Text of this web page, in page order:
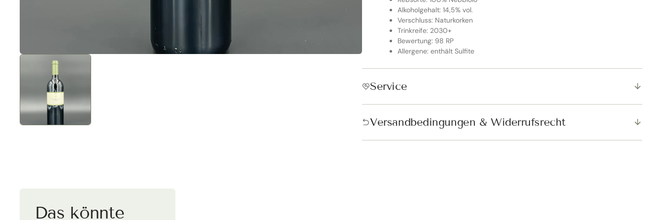
Versandkostenfrei in Österreich &
Kaufe versandkostenfrei ab 250€ in Österreich und ab 300€ in Deutschland. Der Rabatt
Alkoholgehalt: 14,5% vol.
Verschluss: Naturkorken
Trinkreife: 2030+
Bewertung: 98 RP
Allergene: enthält Sulfite
Service
Versandbedingungen & Widerrufsrecht
Das könnte